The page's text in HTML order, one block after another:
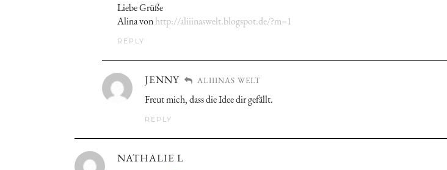
Liebe Grüße
Alina vonhttp://aliiinaswelt.blogspot.de/?m=1
REPLY
JENNY ALIIINAS WELT
Freut mich, dass die Idee dir gefällt.
REPLY
NATHALIE L